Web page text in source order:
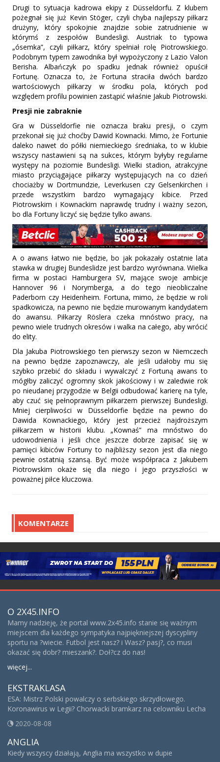
Drugi to sytuacja kadrowa ekipy z Düsseldorfu. Z klubem
pożegnał się już Kevin Stöger, czyli chyba najlepszy piłkarz
drużyny, który spokojnie znajdzie sobie zatrudnienie w
którymś z zespołów Bundesligi. Austriak to typowa
„ósemka”, czyli piłkarz, który spełniał rolę Piotrowskiego.
Podobnym typem zawodnika był wypożyczony z Lazio Valon
Berisha. Albańczyk po spadku jednak również opuścił
Fortunę. Oznacza to, że Fortuna straciła dwóch bardzo
wartościowych piłkarzy w środku pola, których pod
względem profilu powinien zastąpić właśnie Jakub Piotrowski.
Presji nie zabraknie
Gra w Düsseldorfie nie oznacza braku presji, o czym
przekonał się już choćby Dawid Kownacki. Mimo, że Fortunie
daleko nawet do półki niemieckiego średniaka, to w klubie
wszyscy nastawieni są na sukces, którym byłyby regularne
występy na poziomie Bundesligi. Wielki stadion, atrakcyjne
miasto przyciągające piłkarzy występujących na co dzień
chociażby w Dortmundzie, Leverkusen czy Gelsenkirchen i
przede wszystkim bardzo wymagający kibice. Przed
Piotrowskim i Kownackim naprawdę trudny i ważny sezon,
bo dla Fortuny liczyć się będzie tylko awans.
A o awans łatwo nie będzie, bo jak pokazały ostatnie lata
stawka w drugiej Bundeslidze jest bardzo wyrównana. Wielka
firma w postaci Hamburgera SV, mające swoje ambicje
Hannover 96 i Norymberga, a do tego nieobliczalne
Paderborn czy Heidenheim. Fortuna, mimo, że będzie w roli
spadkowicza, na pewno nie będzie murowanym kandydatem
do awansu. Piłkarzy Röslera czeka mnóstwo pracy, na
pewno wiele trudnych okresów i walka na całego, aby wrócić
do elity.
Dla Jakuba Piotrowskiego ten pierwszy sezon w Niemczech
na pewno będzie zapoznawczy, ale jeśli udałoby mu się
szybko przebić do składu i wywalczyć z Fortuną awans to
mógłby zaliczyć ogromny skok jakościowy i w zaledwie rok
po nieudanej przygodzie w Belgii odbudować karierę na tyle,
aby czuć się pełnoprawnym piłkarzem pierwszej Bundesligi.
Mniej cierpliwości w Düsseldorfie będzie na pewno do
Dawida Kownackiego, który jest przecież najdroższym
piłkarzem w historii klubu. „Kownaś” ma mnóstwo do
udowodnienia i jeśli chce jeszcze dobrze zapisać się w
pamięci kibiców Fortuny to najbliższy sezon jest dla niego
pewnie ostatnią szansą. Być może współpraca z Jakubem
Piotrowskim okaże się dla niego i jego przyszłości w
poważnej piłce kluczowa.
KOMENTARZE
O 2X45.INFO
Mamy nadzieję, że portal www.2x45.info stanie się ważnym
miejscem dla każdego sympatyka najpiękniejszej dyscypliny
sportu na ?wiecie. Futbol jest nasz? i Wasz? pasj?, co musi
okazać się dobr? mieszank?. Doł?cz do nas!
więcej...
EKSTRAKLASA
ESA: Mistrz Polski powalczy o serbskiego skrzydłowego.
Koronawirus w Legii? Chorwacki bramkarz na celowniku Lecha
2020-08-08
ANGLIA
Kiedy wszyscy działają, Anglia ma wszystko w dupie